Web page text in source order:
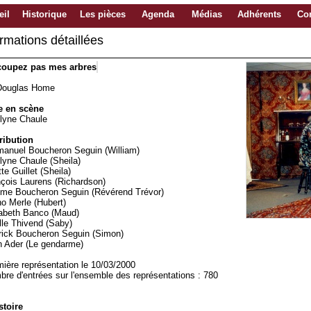
détaillées
pas mes arbres
Home
en scène
Chaule
Boucheron Seguin (William)
Chaule (Sheila)
Guillet (Sheila)
Laurens (Richardson)
Boucheron Seguin (Révérend Trévor)
Merle (Hubert)
Banco (Maud)
Thivend (Saby)
Boucheron Seguin (Simon)
Ader (Le gendarme)
représentation le 10/03/2000
d'entrées sur l'ensemble des représentations : 780
Historique Les pièces Agenda Médias Adhérents